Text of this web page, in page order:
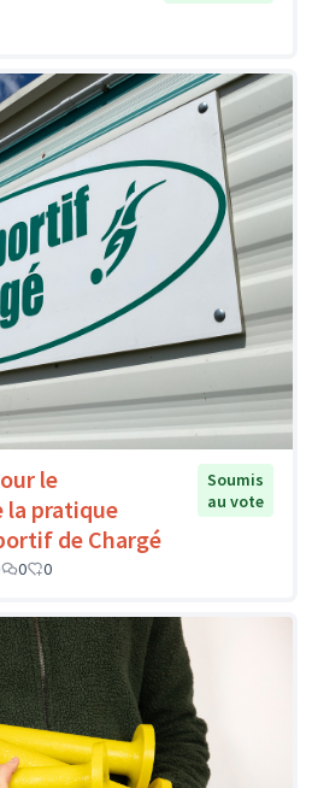
le
la pratique
de Chargé
Soumis
au vote
0 0